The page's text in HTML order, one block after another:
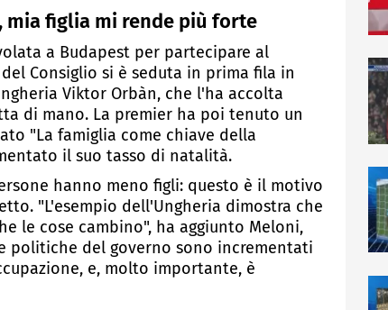
figlia mi rende più forte
a Budapest per partecipare al
Consiglio si è seduta in prima fila in
Viktor Orbàn, che l'ha accolta
di mano. La premier ha poi tenuto un
"La famiglia come chiave della
il suo tasso di natalità.
hanno meno figli: questo è il motivo
"L'esempio dell'Ungheria dimostra che
le cose cambino", ha aggiunto Meloni,
politiche del governo sono incrementati
e, molto importante, è